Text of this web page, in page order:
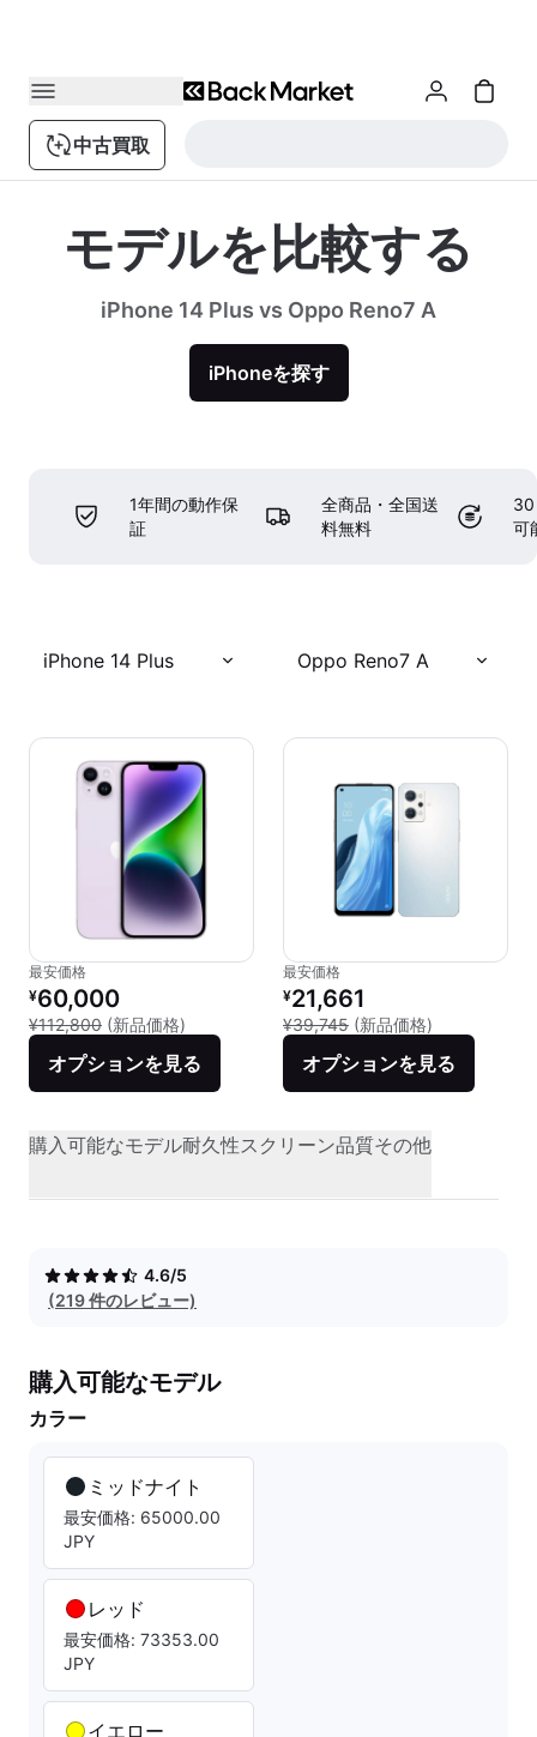
中古買取
モデルを比較する
iPhone 14 Plus vs Oppo Reno7 A
iPhoneを探す
1年間の動作保
証
全商品・全国送
料無料
30
可
iPhone 14 Plus Oppo Reno7 A
最安価格
リファービッシュ品の価格：
¥60,000
¥112,800 (新品価格) 新品との比較：¥112,800
オプションを見る
最安価格
リファービッシュ品の価格：
¥21,661
¥39,745 (新品価格)
オプションを見る
購入可能なモデル耐久性スクリーン品質その他
4.6/5
(219 件のレビュー)
購入可能なモデル
カラー
ミッドナイト
最安価格: 65000.00
JPY
レッド
最安価格: 73353.00
JPY
イエロー